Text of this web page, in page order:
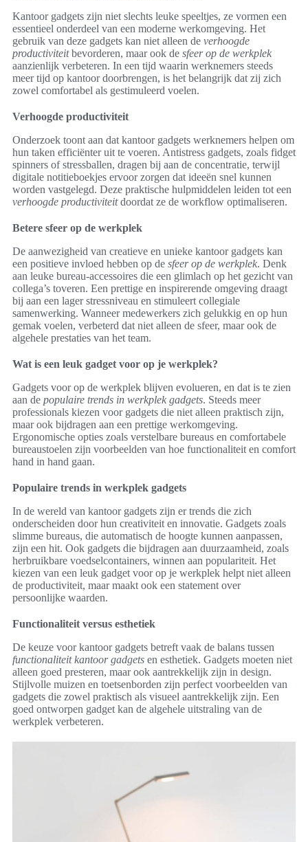
Kantoor gadgets zijn niet slechts leuke speeltjes, ze vormen een
essentieel onderdeel van een moderne werkomgeving. Het
gebruik van deze gadgets kan niet alleen de verhoogde
productiviteitbevorderen, maar ook de sfeer op de werkplek
aanzienlijk verbeteren. In een tijd waarin werknemers steeds
meer tijd op kantoor doorbrengen, is het belangrijk dat zij zich
zowel comfortabel als gestimuleerd voelen.
Verhoogde productiviteit
Onderzoek toont aan dat kantoor gadgets werknemers helpen om
hun taken efficiënter uit te voeren. Antistress gadgets, zoals fidget
spinners of stressballen, dragen bij aan de concentratie, terwijl
digitale notitieboekjes ervoor zorgen dat ideeën snel kunnen
worden vastgelegd. Deze praktische hulpmiddelen leiden tot een
verhoogde productiviteitdoordat ze de workflow optimaliseren.
Betere sfeer op de werkplek
De aanwezigheid van creatieve en unieke kantoor gadgets kan
een positieve invloed hebben op de sfeer op de werkplek. Denk
aan leuke bureau-accessoires die een glimlach op het gezicht van
collega’s toveren. Een prettige en inspirerende omgeving draagt
bij aan een lager stressniveau en stimuleert collegiale
samenwerking. Wanneer medewerkers zich gelukkig en op hun
gemak voelen, verbeterd dat niet alleen de sfeer, maar ook de
algehele prestaties van het team.
Wat is een leuk gadget voor op je werkplek?
Gadgets voor op de werkplek blijven evolueren, en dat is te zien
aan de populaire trends in werkplek gadgets. Steeds meer
professionals kiezen voor gadgets die niet alleen praktisch zijn,
maar ook bijdragen aan een prettige werkomgeving.
Ergonomische opties zoals verstelbare bureaus en comfortabele
bureaustoelen zijn voorbeelden van hoe functionaliteit en comfort
hand in hand gaan.
Populaire trends in werkplek gadgets
In de wereld van kantoor gadgets zijn er trends die zich
onderscheiden door hun creativiteit en innovatie. Gadgets zoals
slimme bureaus, die automatisch de hoogte kunnen aanpassen,
zijn een hit. Ook gadgets die bijdragen aan duurzaamheid, zoals
herbruikbare voedselcontainers, winnen aan populariteit. Het
kiezen van een leuk gadget voor op je werkplek helpt niet alleen
de productiviteit, maar maakt ook een statement over
persoonlijke waarden.
Functionaliteit versus esthetiek
De keuze voor kantoor gadgets betreft vaak de balans tussen
functionaliteit kantoor gadgets en esthetiek. Gadgets moeten niet
alleen goed presteren, maar ook aantrekkelijk zijn in design.
Stijlvolle muizen en toetsenborden zijn perfect voorbeelden van
gadgets die zowel praktisch als visueel aantrekkelijk zijn. Een
goed ontworpen gadget kan de algehele uitstraling van de
werkplek verbeteren.